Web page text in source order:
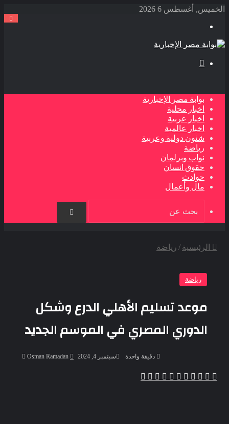
الخميس, أغسطس 6 2026
القائمة
بوابة مصر الإخبارية
اخبار محلية
اخبار عربية
اخبار عالمية
شئون دولية وعربية
رياضة
نواب وبرلمان
حقوق انسان
حوادث
مال وأعمال
الرئيسية / رياضة
رياضة
موعد تسليم الأهلي الدرع وشكل
الدوري المصري في الموسم الجديد
Osman Ramadan سبتمبر 4, 2024 دقيقة واحدة
فيسبوك ‫X
لينكدإن
بينتيريست‫Pocket
واتساب
تيلقرامڤايبر